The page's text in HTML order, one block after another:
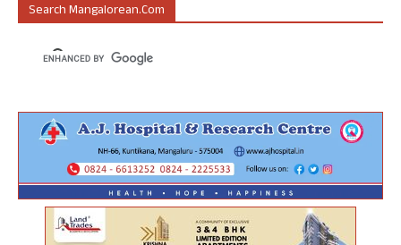
Search Mangalorean.com